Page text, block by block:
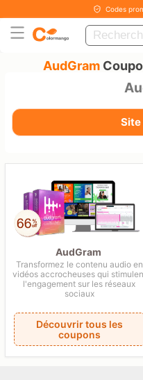
Codes
AudGram
AudGram
Transformez le contenu audio en
vidéos accrocheuses qui
l'engagement sur les réseaux
sociaux
Découvrir tous les
coupons